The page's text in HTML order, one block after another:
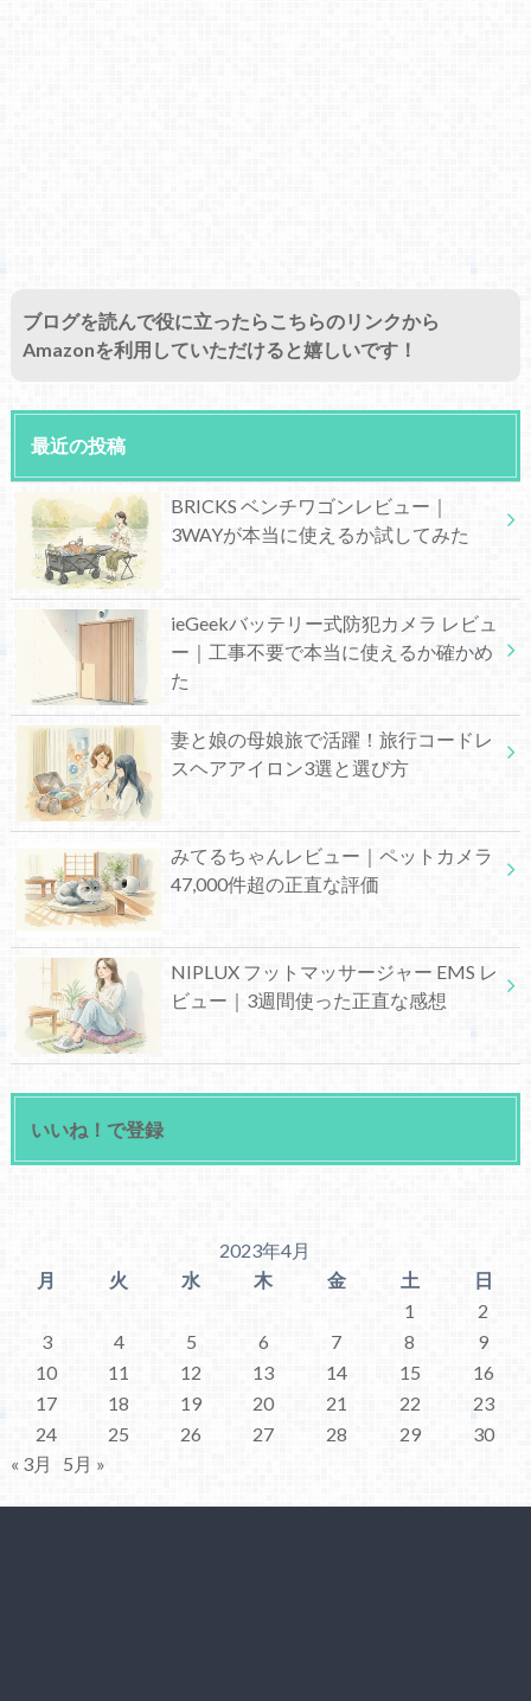
ブログを読んで役に立ったらこちらのリンクから
Amazonを利用していただけると嬉しいです！
最近の投稿
BRICKS ベンチワゴンレビュー｜
3WAYが本当に使えるか試してみた
ieGeekバッテリー式防犯カメラ レビュ
ー｜工事不要で本当に使えるか確かめ
た
妻と娘の母娘旅で活躍！旅行コードレ
スヘアアイロン3選と選び方
みてるちゃんレビュー｜ペットカメラ
47,000件超の正直な評価
NIPLUX フットマッサージャー EMS レ
ビュー｜3週間使った正直な感想
いいね！で登録
2023年4月
月
火 水 木 金 土
日
1
2
3
4 5 6 7 8
9
10
11 12 13 14 15
16
17
18 19 20 21 22
23
24
25 26 27 28 29
30
« 3月
5月 »